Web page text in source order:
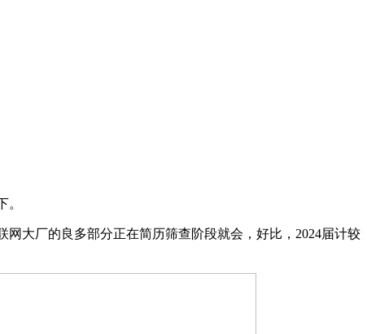
。
大厂的良多部分正在简历筛查阶段就会，好比，2024届计较